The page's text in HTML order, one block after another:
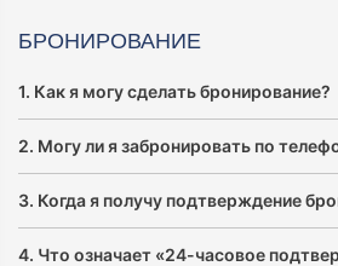
БРОНИРОВАНИЕ
1. Как я могу сделать бронирование?
2. Могу ли я забронировать по
3. Когда я получу подтверждение
4. Что означает «24-часовое